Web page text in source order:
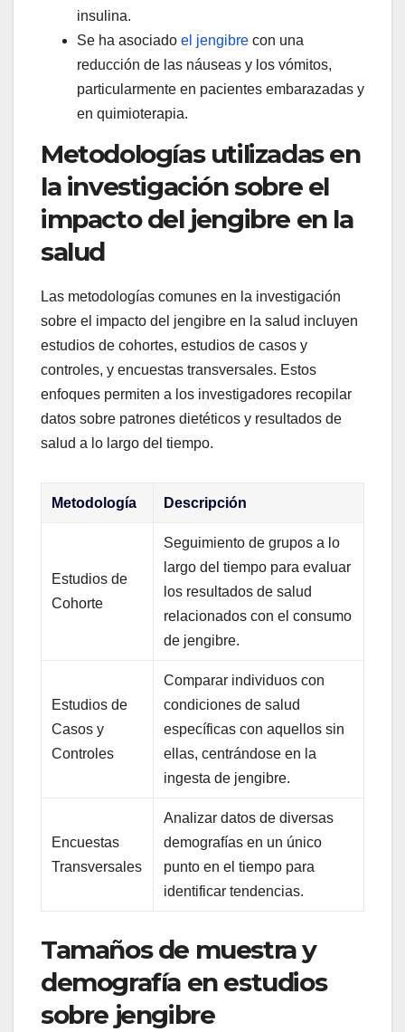
insulina.
Se ha asociado el jengibre con una
reducción de las náuseas y los vómitos,
particularmente en pacientes embarazadas y
en quimioterapia.
Metodologías utilizadas en
la investigación sobre el
impacto del jengibre en la
salud
Las metodologías comunes en la investigación
sobre el impacto del jengibre en la salud incluyen
estudios de cohortes, estudios de casos y
controles, y encuestas transversales. Estos
enfoques permiten a los investigadores recopilar
datos sobre patrones dietéticos y resultados de
salud a lo largo del tiempo.
Metodología Descripción
Estudios de
Cohorte
Seguimiento de grupos a lo
largo del tiempo para evaluar
los resultados de salud
relacionados con el consumo
de jengibre.
Estudios de
Casos y
Controles
Comparar individuos con
condiciones de salud
específicas con aquellos sin
ellas, centrándose en la
ingesta de jengibre.
Encuestas
Transversales
Analizar datos de diversas
demografías en un único
punto en el tiempo para
identificar tendencias.
Tamaños de muestra y
demografía en estudios
sobre jengibre